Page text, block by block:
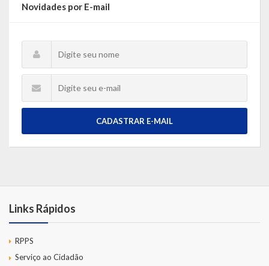
Novidades por E-mail
CADASTRAR E-MAIL
Links Rápidos
RPPS
Serviço ao Cidadão